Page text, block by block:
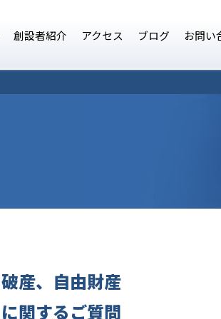
創設者紹介 アクセス ブログ お問い
破産、自由財産
に関するご質問